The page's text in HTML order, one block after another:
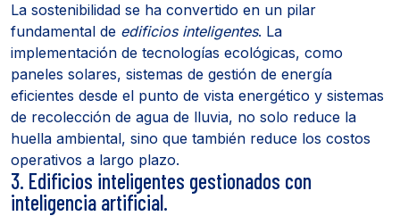
La sostenibilidad se ha convertido en un pilar
fundamental de edificios inteligentes. La
implementación de tecnologías ecológicas, como
paneles solares, sistemas de gestión de energía
eficientes desde el punto de vista energético y sistemas
de recolección de agua de lluvia, no solo reduce la
huella ambiental, sino que también reduce los costos
operativos a largo plazo.
3. Edificios inteligentes gestionados con
inteligencia artificial.